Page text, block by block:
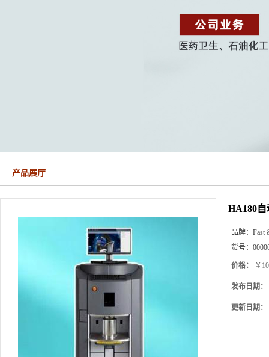
产品展厅
HA180
品牌： Fast
货号：
价格： ￥
发布日期：
更新日期：